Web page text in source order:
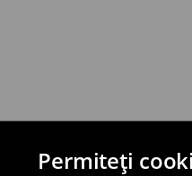
Permiteți